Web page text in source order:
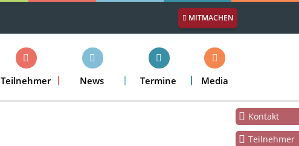
MITMACHEN
Teilnehmer News Termine Media
Kontakt
Teilnehmer